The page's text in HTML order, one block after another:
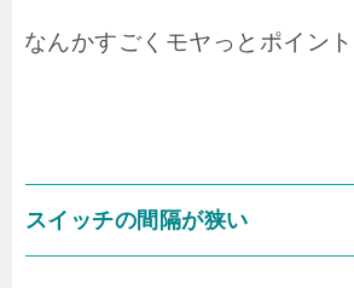
なんかすごくモヤっとポイント
スイッチの間隔が狭い